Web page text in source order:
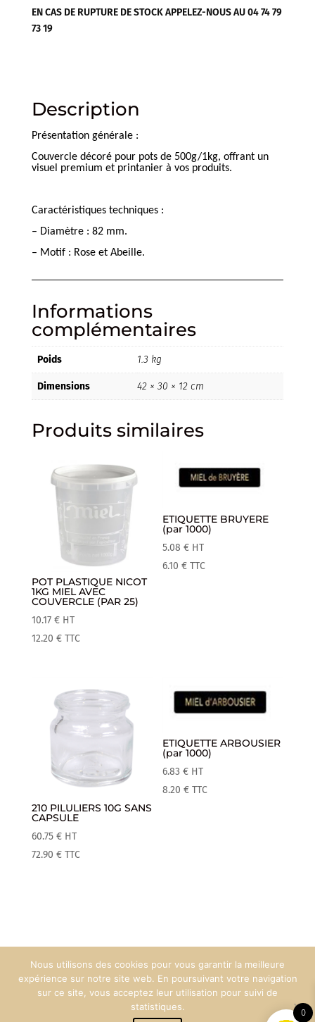
EN CAS DE RUPTURE DE STOCK APPELEZ-NOUS AU 04 74 79
73 19
Description
Présentation générale :
Couvercle décoré pour pots de 500g/1kg, offrant un
visuel premium et printanier à vos produits.
Caractéristiques techniques :
– Diamètre : 82 mm.
– Motif : Rose et Abeille.
Informations
complémentaires
Poids 1.3 kg
Dimensions 42 × 30 × 12 cm
Produits similaires
POT PLASTIQUE NICOT
1KG MIEL AVEC
COUVERCLE (PAR 25)
10.17 € HT
12.20 € TTC
ETIQUETTE BRUYERE
(par 1000)
5.08€ HT
6.10€ TTC
210 PILULIERS 10G SANS
CAPSULE
60.75 € HT
72.90 € TTC
ETIQUETTE ARBOUSIER
(par 1000)
6.83€ HT
8.20€ TTC
Mentions Légales Espace Pro
90°West Communication © Maison 0
Nous utilisons des cookies pour vous garantir la meilleure
expérience sur notre site web. En poursuivant votre navigation
sur ce site, vous acceptez leur utilisation pour suivi de
statistiques.